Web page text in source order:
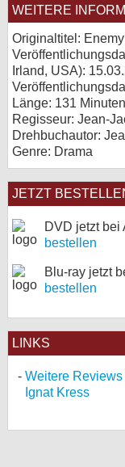
WEITERE
Originaltitel:
Irland, USA):
Länge: 131 Minuten
Regisseur: Jean-
Drehbuchautor:
Genre: Drama
JETZT
DVD jetzt bei
bestellen
Blu-ray jetzt
bestellen
LINKS
Weitere Reviews
Ignat Kress